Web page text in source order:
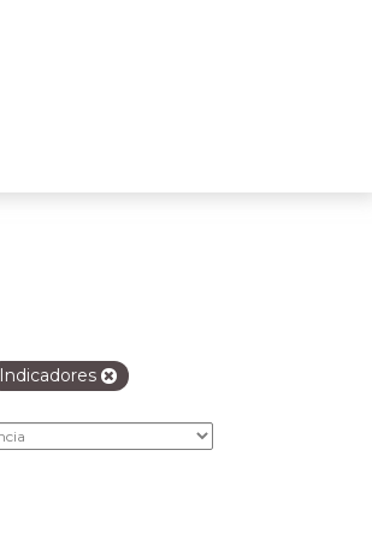
Indicadores